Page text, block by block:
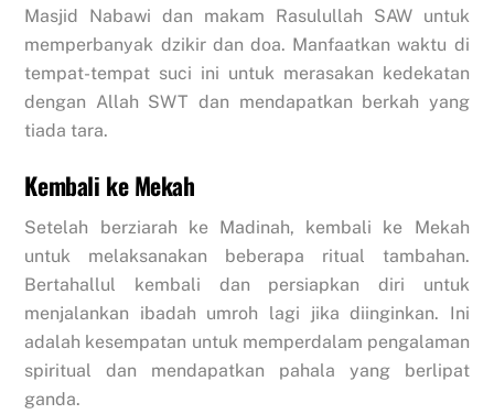
Masjid Nabawi dan makam Rasulullah SAW untuk
memperbanyak dzikir dan doa. Manfaatkan waktu di
tempat-tempat suci ini untuk merasakan kedekatan
dengan Allah SWT dan mendapatkan berkah yang
tiada tara.
Kembali ke Mekah
Setelah berziarah ke Madinah, kembali ke Mekah
untuk melaksanakan beberapa ritual tambahan.
Bertahallul kembali dan persiapkan diri untuk
menjalankan ibadah umroh lagi jika diinginkan. Ini
adalah kesempatan untuk memperdalam pengalaman
spiritual dan mendapatkan pahala yang berlipat
ganda.